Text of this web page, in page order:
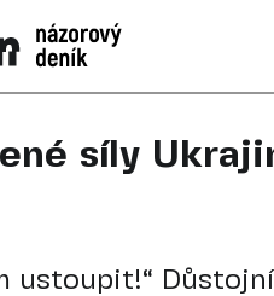
síly
ustoupit!“